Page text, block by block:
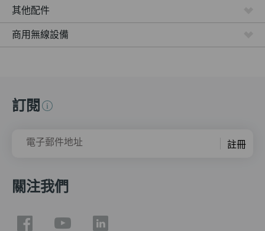
其他配件
商用無線設備
訂閱
電子郵件地址 註冊
關注我們